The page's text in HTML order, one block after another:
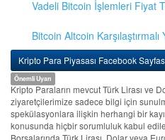
Vadeli Bitcoin İşlemleri Fiyat
Bitcoin Altcoin Karşılaştırmalı
Kripto Para Piyasası Facebook
Önemli Uyarı
Kripto Paraların mevcut Türk Lirası ve
ziyaretçilerimize sadece bilgi için
spekülasyonlara ilişkin herhangi bir
konusunda hiçbir sorumluluk kabul
Borsalarında Türk Lirası, Dolar veya